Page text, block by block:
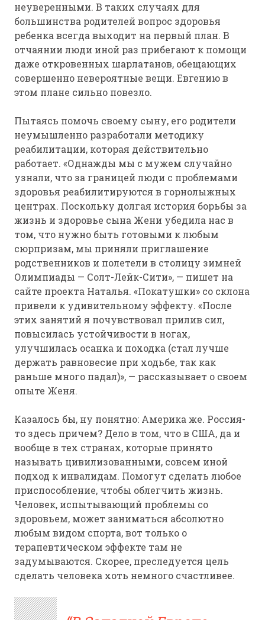
неуверенными. В таких случаях для
большинства родителей вопрос здоровья
ребенка всегда выходит на первый план. В
отчаянии люди иной раз прибегают к помощи
даже откровенных шарлатанов, обещающих
совершенно невероятные вещи. Евгению в
этом плане сильно повезло.
Пытаясь помочь своему сыну, его родители
неумышленно разработали методику
реабилитации, которая действительно
работает. «Однажды мы с мужем случайно
узнали, что за границей люди с проблемами
здоровья реабилитируются в горнолыжных
центрах. Поскольку долгая история борьбы за
жизнь и здоровье сына Жени убедила нас в
том, что нужно быть готовыми к любым
сюрпризам, мы приняли приглашение
родственников и полетели в столицу зимней
Олимпиады — Солт-Лейк-Сити», — пишет на
сайте проекта Наталья. «Покатушки» со склона
привели к удивительному эффекту. «После
этих занятий я почувствовал прилив сил,
повысилась устойчивости в ногах,
улучшилась осанка и походка (стал лучше
держать равновесие при ходьбе, так как
раньше много падал)», — рассказывает о своем
опыте Женя.
Казалось бы, ну понятно: Америка же. Россия-
то здесь причем? Дело в том, что в США, да и
вообще в тех странах, которые принято
называть цивилизованными, совсем иной
подход к инвалидам. Помогут сделать любое
приспособление, чтобы облегчить жизнь.
Человек, испытывающий проблемы со
здоровьем, может заниматься абсолютно
любым видом спорта, вот только о
терапевтическом эффекте там не
задумываются. Скорее, преследуется цель
сделать человека хоть немного счастливее.